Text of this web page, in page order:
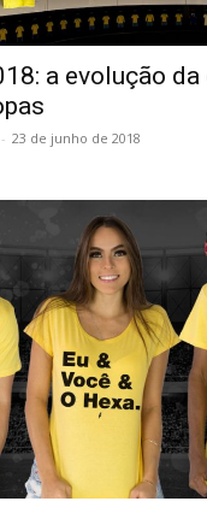
a evolução
- 23 de junho de 2018